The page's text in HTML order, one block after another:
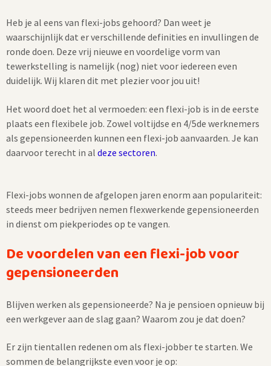
Heb je al eens van flexi-jobs gehoord? Dan weet je
waarschijnlijk dat er verschillende definities en invullingen de
ronde doen. Deze vrij nieuwe en voordelige vorm van
tewerkstelling is namelijk (nog) niet voor iedereen even
duidelijk. Wij klaren dit met plezier voor jou uit!
Het woord doet het al vermoeden: een flexi-job is in de eerste
plaats een flexibele job. Zowel voltijdse en 4/5de werknemers
als gepensioneerden kunnen een flexi-job aanvaarden. Je kan
daarvoor terecht in al deze sectoren.
Flexi-jobs wonnen de afgelopen jaren enorm aan populariteit:
steeds meer bedrijven nemen flexwerkende gepensioneerden
in dienst om piekperiodes op te vangen.
De voordelen van een flexi-job voor
gepensioneerden
Blijven werken als gepensioneerde? Na je pensioen opnieuw bij
een werkgever aan de slag gaan? Waarom zou je dat doen?
Er zijn tientallen redenen om als flexi-jobber te starten. We
sommen de belangrijkste even voor je op: